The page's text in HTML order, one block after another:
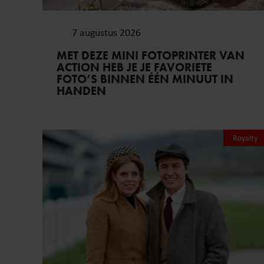
7 augustus 2026
MET DEZE MINI FOTOPRINTER VAN
ACTION HEB JE JE FAVORIETE
FOTO’S BINNEN ÉÉN MINUUT IN
HANDEN
Royalty